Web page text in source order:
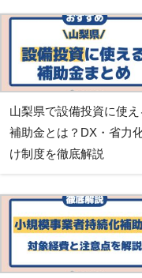
山梨県で設備投資に使え
補助金とは？DX・省力
け制度を徹底解説